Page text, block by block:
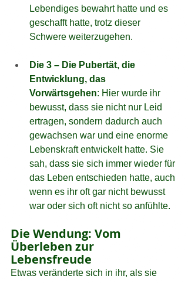
Lebendiges bewahrt hatte und es
geschafft hatte, trotz dieser
Schwere weiterzugehen.
Die 3 – Die Pubertät, die
Entwicklung, das
Vorwärtsgehen: Hier wurde ihr
bewusst, dass sie nicht nur Leid
ertragen, sondern dadurch auch
gewachsen war und eine enorme
Lebenskraft entwickelt hatte. Sie
sah, dass sie sich immer wieder für
das Leben entschieden hatte, auch
wenn es ihr oft gar nicht bewusst
war oder sich oft nicht so anfühlte.
Die Wendung: Vom
Überleben zur
Lebensfreude
Etwas veränderte sich in ihr, als sie